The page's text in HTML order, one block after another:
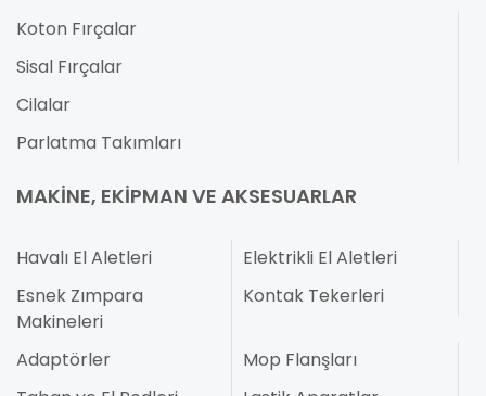
Koton Fırçalar
Sisal Fırçalar
Cilalar
Parlatma Takımları
MAKINE, EKIPMAN VE AKSESUARLAR
Havalı El Aletleri
Elektrikli El Aletleri
Esnek Zımpara
Makineleri
Kontak Tekerleri
Adaptörler
Mop Flanşları